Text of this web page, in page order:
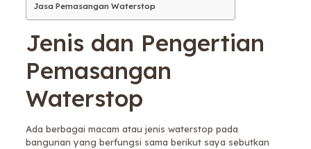
Jasa Pemasangan Waterstop
Jenis dan Pengertian
Pemasangan
Waterstop
Ada berbagai macam atau jenis waterstop pada
bangunan yang berfungsi sama berikut saya sebutkan